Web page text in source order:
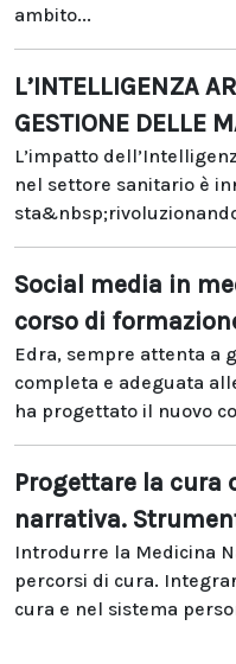
ambito...
L’INTELLIGENZA
GESTIONE DELLE
L’impatto
nel settore sanitario è
Social media in
corso di
Edra, sempre attenta a
completa e adeguata
ha progettato il nuovo
Progettare la cura
narrativa.
Introdurre la Medicina
percorsi di cura.
cura e nel sistema